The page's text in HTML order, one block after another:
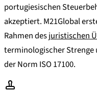
portugiesischen
akzeptiert. M21Global
Rahmen desjuristischen
terminologischer Strenge
der Norm ISO 17100.